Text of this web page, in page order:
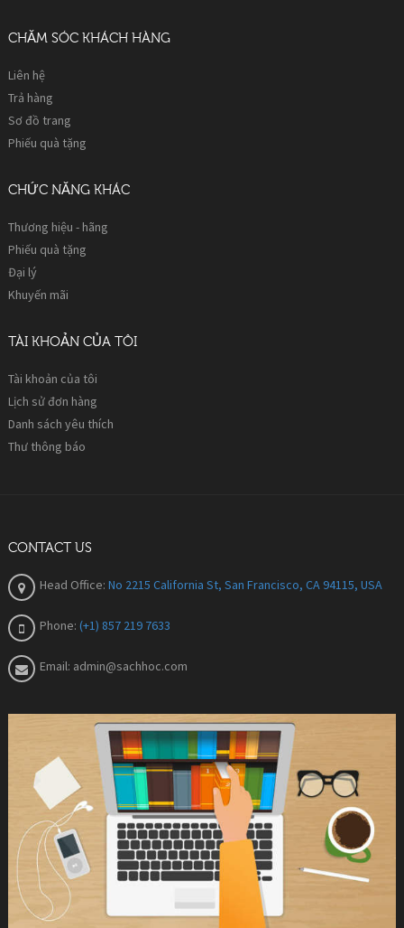
CHĂM SÓC KHÁCH HÀNG
Liên hệ
Trả hàng
Sơ đồ trang
Phiếu quà tặng
CHỨC NĂNG KHÁC
Thương hiệu - hãng
Phiếu quà tặng
Đại lý
Khuyến mãi
TÀI KHOẢN CỦA TÔI
Tài khoản của tôi
Lịch sử đơn hàng
Danh sách yêu thích
Thư thông báo
CONTACT US
Head Office: No 2215 California St, San Francisco, CA 94115, USA
Phone: (+1) 857 219 7633
Email: admin@sachhoc.com